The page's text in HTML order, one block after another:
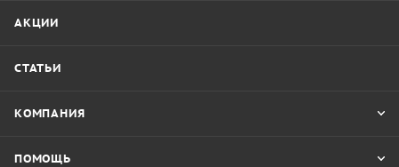
АКЦИИ
СТАТЬИ
КОМПАНИЯ
ПОМОЩЬ